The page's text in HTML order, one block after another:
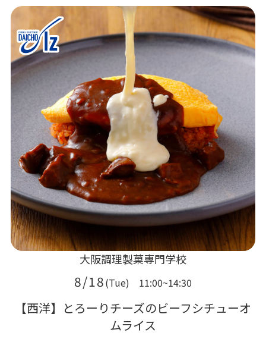
大阪調理製菓専門学校
8/18(Tue) 11:00~14:30
【西洋】とろーりチーズのビーフシチューオ
ムライス